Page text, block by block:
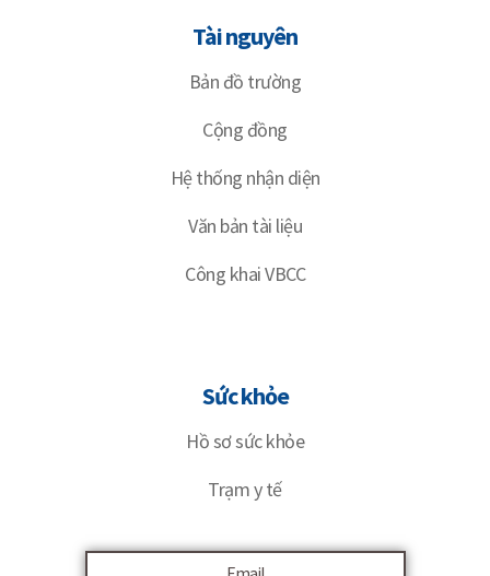
Tài nguyên
Bản đồ trường
Cộng đồng
Hệ thống nhận diện
Văn bản tài liệu
Công khai VBCC
Sức khỏe
Hồ sơ sức khỏe
Trạm y tế